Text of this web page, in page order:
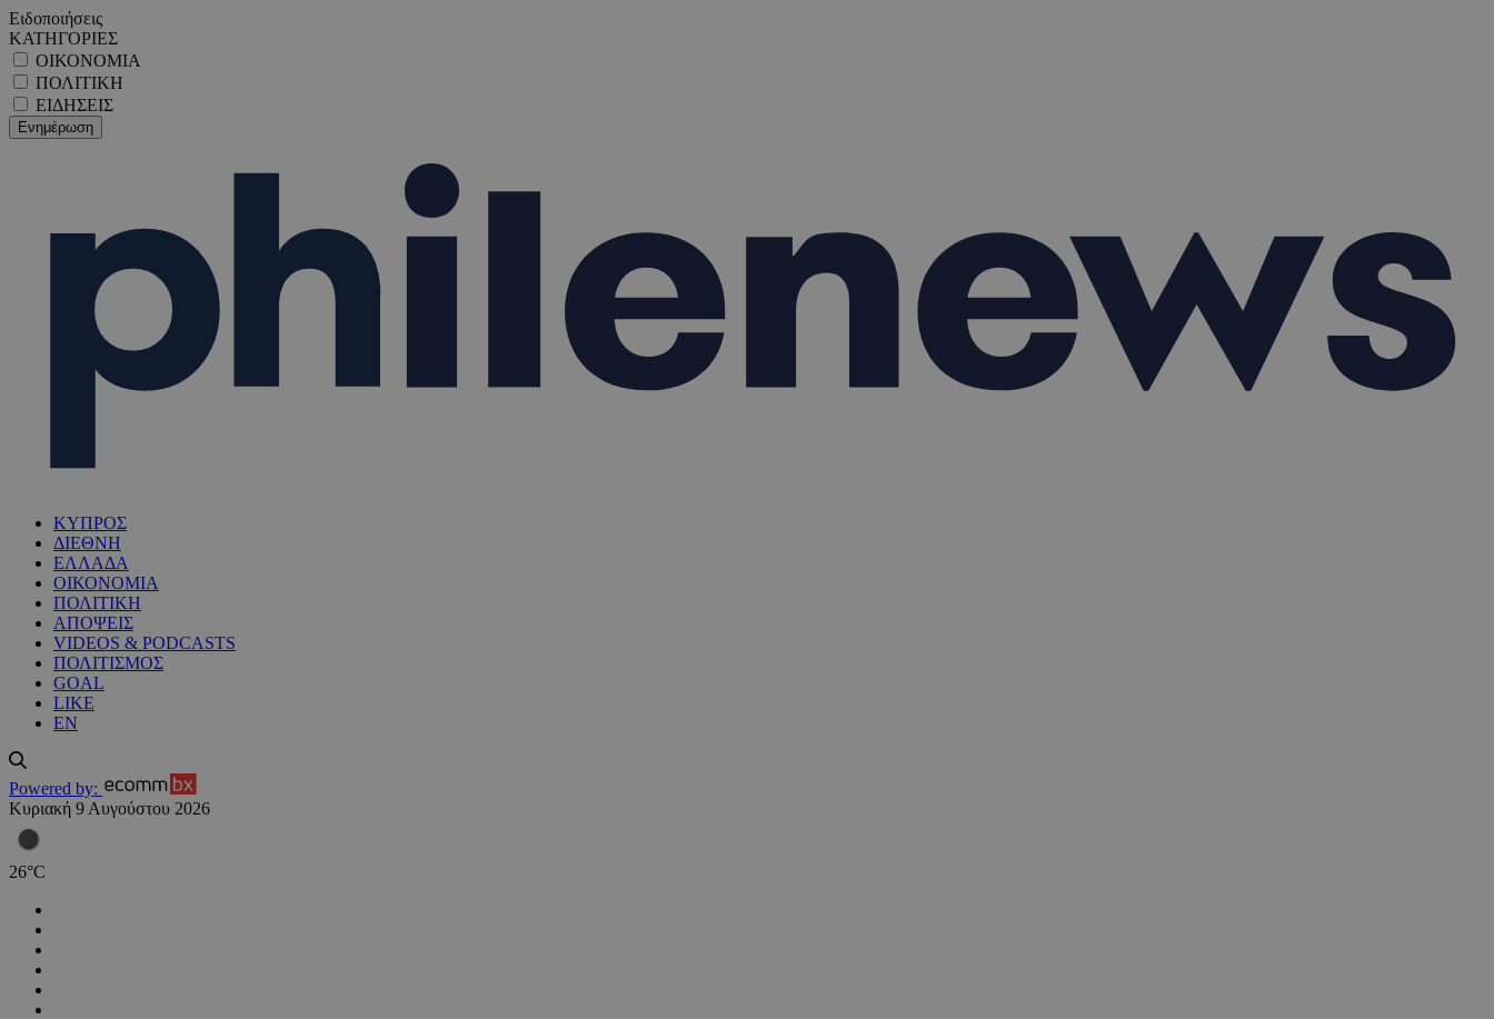
Ειδοποιήσεις
ΚΑΤΗΓΟΡΙΕΣ
ΟΙΚΟΝΟΜΙΑ
ΠΟΛΙΤΙΚΗ
ΕΙΔΗΣΕΙΣ
ΚΥΠΡΟΣ
ΔΙΕΘΝΗ
ΕΛΛΑΔΑ
ΟΙΚΟΝΟΜΙΑ
ΠΟΛΙΤΙΚΗ
ΑΠΟΨΕΙΣ
VIDEOS & PODCASTS
ΠΟΛΙΤΙΣΜΟΣ
GOAL
LIKE
EN
Powered by:
Κυριακή 9 Αυγούστου 2026
26°C